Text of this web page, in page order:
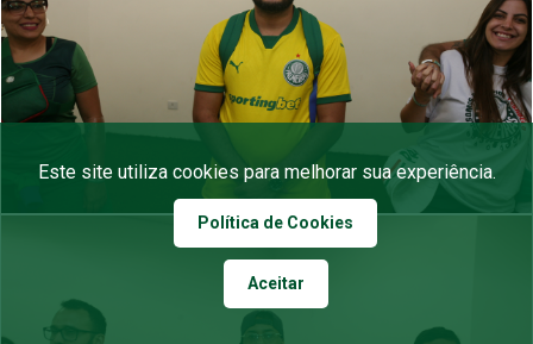
Este site utiliza cookies para melhorar sua experiência.
Política de Cookies
Aceitar